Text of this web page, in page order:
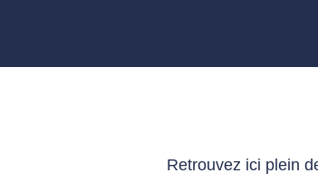
Retrouvez ici plein